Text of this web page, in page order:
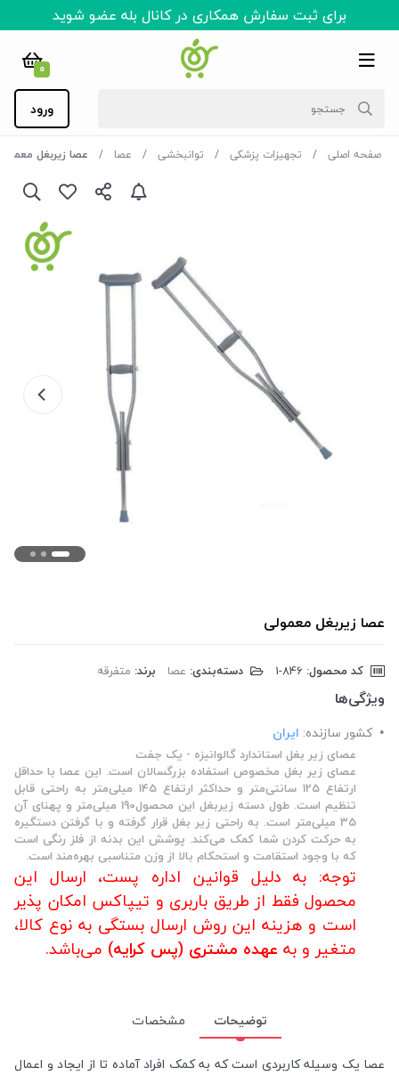
برای ثبت سفارش همکاری در کانال بله عضو شوید
0
ورود
صفحه اصلی تجهیزات پزشکی توانبخشی عصا عصا زیربغل
عصا زیربغل معمولی
کد محصول: دسته‌بندی: عصا برند: متفرقه
ویژگی‌ها
کشور سازنده: ایران
عصای زیر بغل استاندارد گالوانیزه - یک جفت
عصای زیر بغل مخصوص استفاده بزرگسالان است. این عصا با حداقل
ارتفاع 125 سانتی‌متر و حداکثر ارتفاع 145 میلی‌متر به راحتی قابل
تنظیم است. طول دسته زیربغل این محصول190 میلی‌متر و پهنای آن
35 میلی‌متر است. به راحتی زیر بغل قرار گرفته و با گرفتن دستگیره
به حرکت کردن شما کمک می‌کند. پوشش این بدنه از فلز رنگی است
که با وجود استقامت و استحکام بالا از وزن متناسبی بهره‌مند است.
توجه: به دلیل قوانین اداره پست، ارسال این
محصول فقط از طریق باربری و تیپاکس امکان پذیر
است و هزینه این روش ارسال بستگی به نوع کالا،
متغیر و به عهده مشتری (پس کرایه) می‌باشد.
توضیحات
مشخصات
عصا یک وسیله کاربردی است که به کمک افراد آماده تا از ایجاد و اعمال